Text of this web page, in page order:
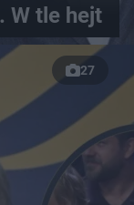
W tle hejt
27